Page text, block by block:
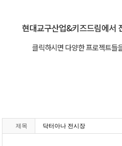
현대교구산업&키즈드림에서
클릭하시면 다양한 프로젝트들
제목 닥터아나 전시장